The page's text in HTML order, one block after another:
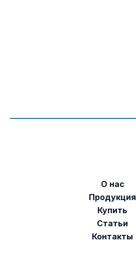
О нас
Продукция
Купить
Статьи
Контакты